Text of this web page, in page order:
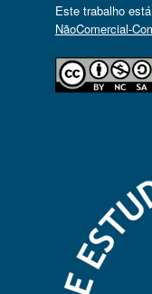
Este trabalho
NãoComercial-